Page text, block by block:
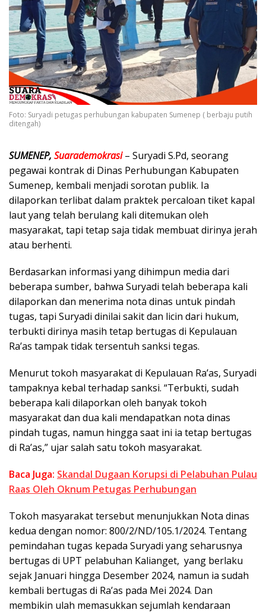
Foto: Suryadi petugas perhubungan kabupaten Sumenep ( berbaju putih
ditengah)
SUMENEP, Suarademokrasi– Suryadi S.Pd, seorang
pegawai kontrak di Dinas Perhubungan Kabupaten
Sumenep, kembali menjadi sorotan publik. Ia
dilaporkan terlibat dalam praktek percaloan tiket kapal
laut yang telah berulang kali ditemukan oleh
masyarakat, tapi tetap saja tidak membuat dirinya jerah
atau berhenti.
Berdasarkan informasi yang dihimpun media dari
beberapa sumber, bahwa Suryadi telah beberapa kali
dilaporkan dan menerima nota dinas untuk pindah
tugas, tapi Suryadi dinilai sakit dan licin dari hukum,
terbukti dirinya masih tetap bertugas di Kepulauan
Ra’as tampak tidak tersentuh sanksi tegas.
Menurut tokoh masyarakat di Kepulauan Ra’as, Suryadi
tampaknya kebal terhadap sanksi. “Terbukti, sudah
beberapa kali dilaporkan oleh banyak tokoh
masyarakat dan dua kali mendapatkan nota dinas
pindah tugas, namun hingga saat ini ia tetap bertugas
di Ra’as,” ujar salah satu tokoh masyarakat.
Baca Juga: Skandal Dugaan Korupsi di Pelabuhan Pulau
Raas Oleh Oknum Petugas Perhubungan
Tokoh masyarakat tersebut menunjukkan Nota dinas
kedua dengan nomor: 800/2/ND/105.1/2024. Tentang
pemindahan tugas kepada Suryadi yang seharusnya
bertugas di UPT pelabuhan Kalianget, yang berlaku
sejak Januari hingga Desember 2024, namun ia sudah
kembali bertugas di Ra’as pada Mei 2024. Dan
membikin ulah memasukkan sejumlah kendaraan